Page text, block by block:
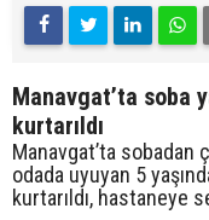
Manavgat’ta soba
kurtarıldı
Manavgat’ta sobadan
odada uyuyan 5
kurtarıldı, hastaneye